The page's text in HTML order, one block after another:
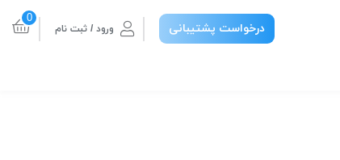
درخواست پشتیبانی ورود / ثبت نام
0